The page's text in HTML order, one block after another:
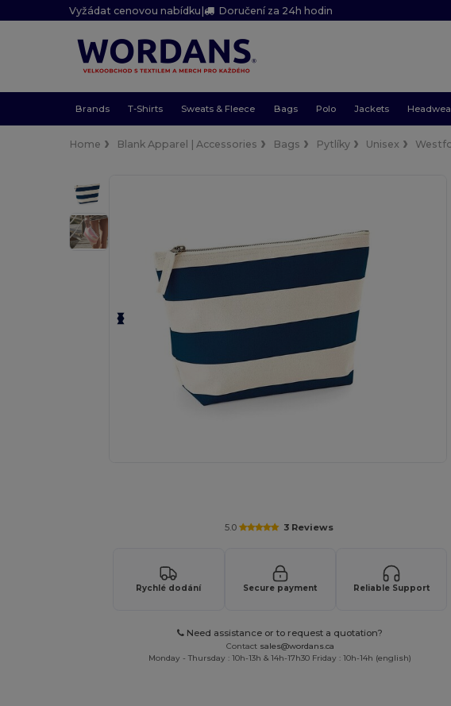
Vyžádat cenovou nabídku| Doručení za 24h hodin
Brands T-Shirts Sweats & Fleece Bags Polo Jackets
Home Blank Apparel | Accessories Bags Pytlíky Unisex
5.0 3 Reviews
Rychlé dodání Secure payment Reliable Support
Need assistance or to request a quotation?
Contact sales@wordans.ca
Monday - Thursday : 10h-13h & 14h-17h30 Friday : 10h-14h (english)